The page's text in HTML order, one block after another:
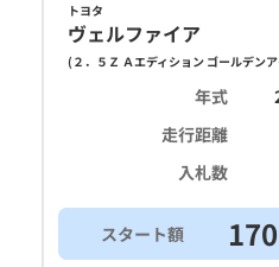
トヨタ
ヴェルファイア
( ２．５Ｚ Ａエディション ゴールデン
年式
走行距離
入札数
スタート額